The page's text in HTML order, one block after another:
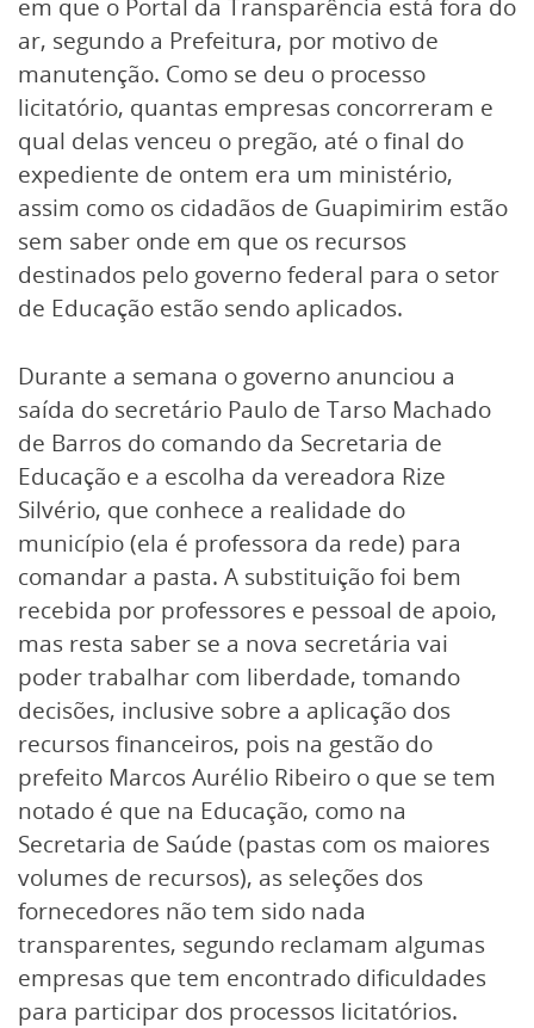
em que o Portal da Transparência está fora do
ar, segundo a Prefeitura, por motivo de
manutenção. Como se deu o processo
licitatório, quantas empresas concorreram e
qual delas venceu o pregão, até o final do
expediente de ontem era um ministério,
assim como os cidadãos de Guapimirim estão
sem saber onde em que os recursos
destinados pelo governo federal para o setor
de Educação estão sendo aplicados.
Durante a semana o governo anunciou a
saída do secretário Paulo de Tarso Machado
de Barros do comando da Secretaria de
Educação e a escolha da vereadora Rize
Silvério, que conhece a realidade do
município (ela é professora da rede) para
comandar a pasta. A substituição foi bem
recebida por professores e pessoal de apoio,
mas resta saber se a nova secretária vai
poder trabalhar com liberdade, tomando
decisões, inclusive sobre a aplicação dos
recursos financeiros, pois na gestão do
prefeito Marcos Aurélio Ribeiro o que se tem
notado é que na Educação, como na
Secretaria de Saúde (pastas com os maiores
volumes de recursos), as seleções dos
fornecedores não tem sido nada
transparentes, segundo reclamam algumas
empresas que tem encontrado dificuldades
para participar dos processos licitatórios.